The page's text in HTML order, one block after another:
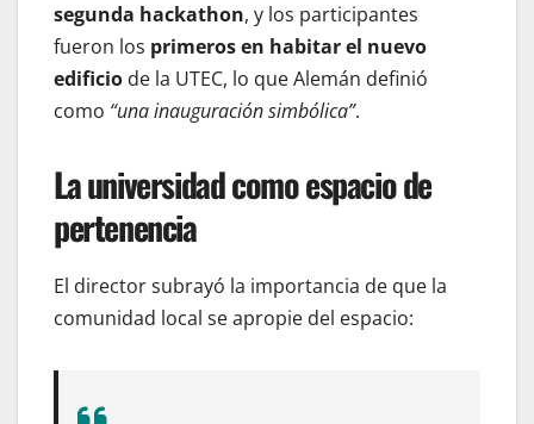
segunda hackathon, y los participantes
fueron los primeros en habitar el nuevo
edificio de la UTEC, lo que Alemán definió
como “una inauguración simbólica”.
La universidad como espacio de
pertenencia
El director subrayó la importancia de que la
comunidad local se apropie del espacio: